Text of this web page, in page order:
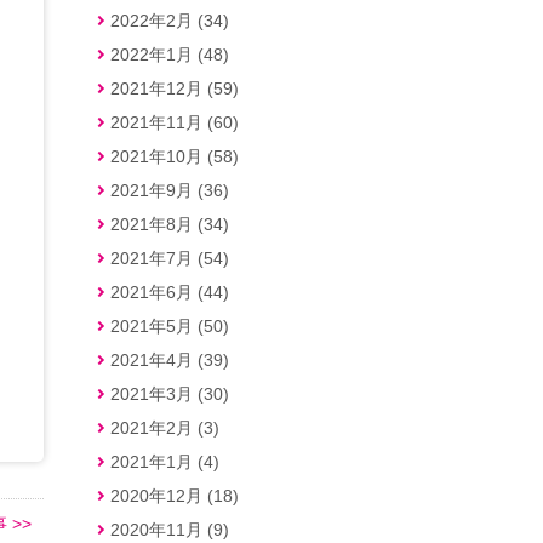
>>
2022年2月 (34)
2022年1月 (48)
2021年12月 (59)
2021年11月 (60)
2021年10月 (58)
2021年9月 (36)
2021年8月 (34)
2021年7月 (54)
2021年6月 (44)
2021年5月 (50)
2021年4月 (39)
2021年3月 (30)
2021年2月 (3)
2021年1月 (4)
2020年12月 (18)
2020年11月 (9)